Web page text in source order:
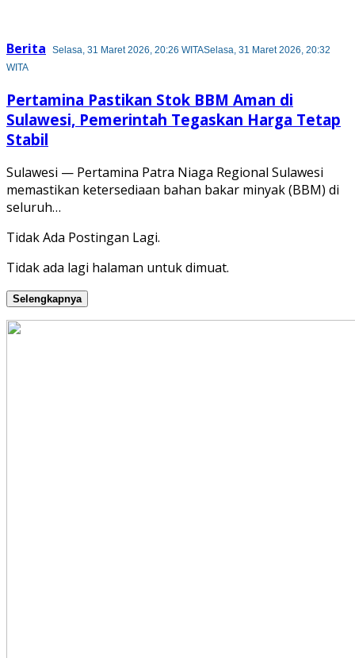
Berita Selasa, 31 Maret 2026, 20:26 WITASelasa, 31 Maret 2026, 20:32
WITA
Pertamina Pastikan Stok BBM Aman di
Sulawesi, Pemerintah Tegaskan Harga Tetap
Stabil
Sulawesi — Pertamina Patra Niaga Regional Sulawesi
memastikan ketersediaan bahan bakar minyak (BBM) di
seluruh…
Tidak Ada Postingan Lagi.
Tidak ada lagi halaman untuk dimuat.
Selengkapnya